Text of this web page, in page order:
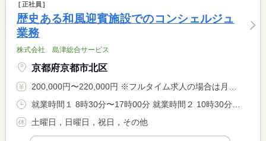
正社員
歴史ある和風迎賓施設でのコンシェルジュ
業務
株式会社 島津総合サービス
京都府京都市北区
200,000円〜220,000円 ※フルタイム求人の場合は月額（換算額）、パート求人の場合は時間額を表示しています。
就業時間１ 8時30分〜17時00分 就業時間２ 10時30分〜19時00分 就業時間に関する特記事項 遅番出勤は、会食対応を行い２２頃までの勤務となります <BR> （２２時を超える事もある（事前に通知）ので１８歳以上。労働基 <BR> 準法第６１条（深夜業務）による）
土曜日，日曜日，祝日，その他